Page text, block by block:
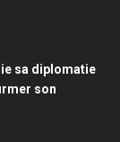
sa diplomatie
son